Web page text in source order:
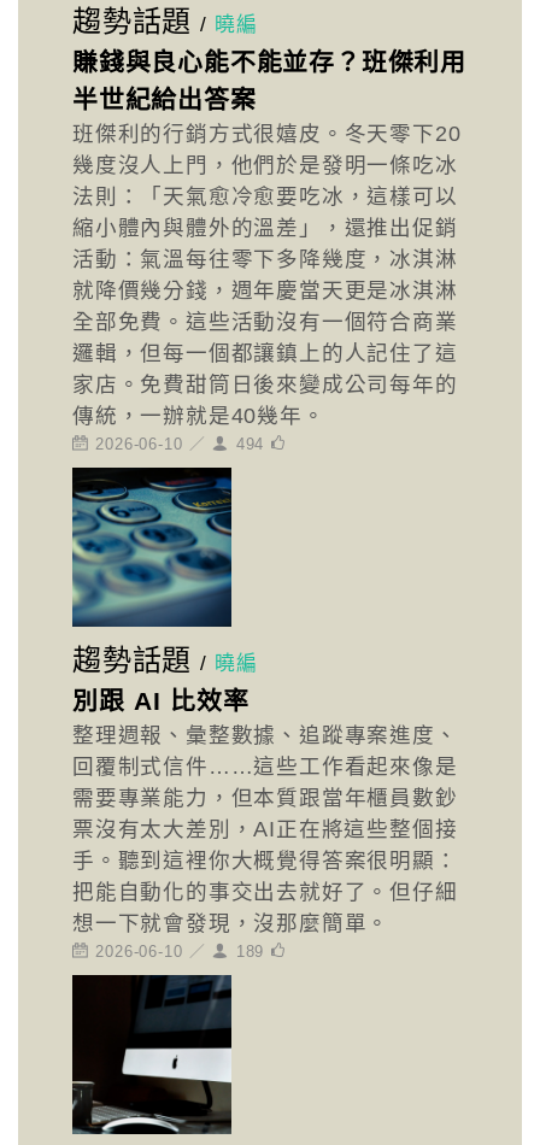
趨勢話題 / 曉編
賺錢與良心能不能並存？班傑利用
半世紀給出答案
班傑利的行銷方式很嬉皮。冬天零下20
幾度沒人上門，他們於是發明一條吃冰
法則：「天氣愈冷愈要吃冰，這樣可以
縮小體內與體外的溫差」，還推出促銷
活動：氣溫每往零下多降幾度，冰淇淋
就降價幾分錢，週年慶當天更是冰淇淋
全部免費。這些活動沒有一個符合商業
邏輯，但每一個都讓鎮上的人記住了這
家店。免費甜筒日後來變成公司每年的
傳統，一辦就是40幾年。
2026-06-10 ／ 494
趨勢話題 / 曉編
別跟 AI 比效率
整理週報、彙整數據、追蹤專案進度、
回覆制式信件……這些工作看起來像是
需要專業能力，但本質跟當年櫃員數鈔
票沒有太大差別，AI正在將這些整個接
手。聽到這裡你大概覺得答案很明顯：
把能自動化的事交出去就好了。但仔細
想一下就會發現，沒那麼簡單。
2026-06-10 ／ 189